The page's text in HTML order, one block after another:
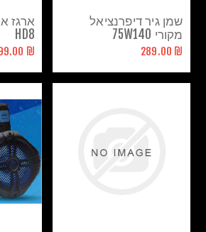
שמן גיר דיפרנציאל
מקורי 75W140
₪ 289.00
ארגז
HD8
₪ 799.00